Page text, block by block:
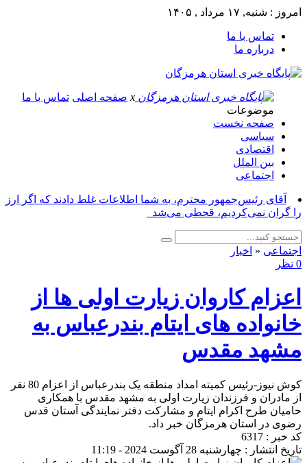
امروز : شنبه, ۱۷ مرداد , ۱۴۰۵
تماس با ما
درباره ما
x صفحه اصلی تماس با ما
موضوعات
صفحه نخست
سیاسی
اقتصادی
بین الملل
اجتماعی
آقای رئیس‌جمهور محترم، به شما اطلاعات غلط دادند که اگر ارز
را گران نمی‌کردیم، قحطی می‌شد_
اجتماعی « اخبار
0 نظر
اعزام کاروان زیارت اولی ها از
خانواده های ایتام بندرعباس به
مشهد مقدس
کوش نیوز-رئیس کمیته امداد منطقه یک بندرعباس از اعزام 80 نفر
از مادران و فرزندان زیارت اولی به مشهد مقدس با همکاری
حامیان طرح اکرام ایتام و مشارکت دفتر نمایندگی آستان قدس
رضوی در استان هرمزگان خبر داد.
کد خبر : 6317
تاریخ انتشار : چهارشنبه 28 آگوست 2024 - 11:19